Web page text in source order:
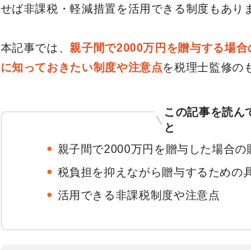
せば非課税・軽減措置を活用できる制度もあり
本記事では、親子間で2000万円を贈与する場
に知っておきたい制度や注意点を税理士監修の
この記事を読ん
と
親子間で2000万円を贈与した場合の
税負担を抑えながら贈与するための
活用できる非課税制度や注意点